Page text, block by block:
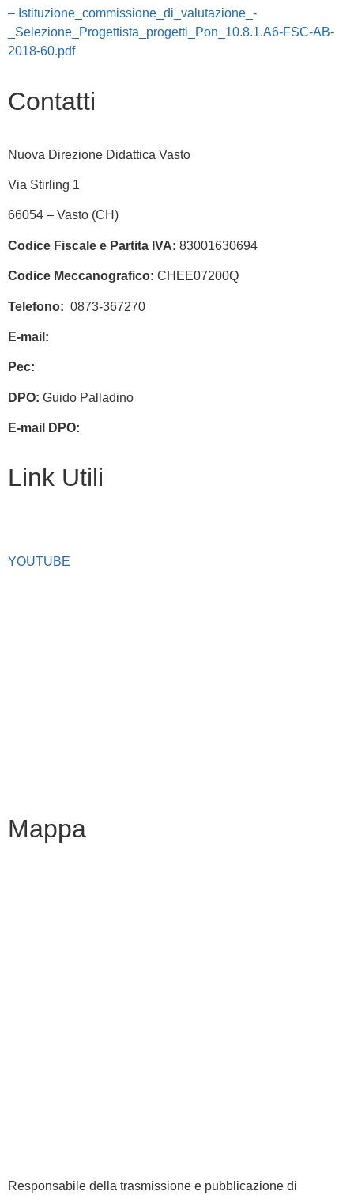
– Istituzione_commissione_di_valutazione_-
_Selezione_Progettista_progetti_Pon_10.8.1.A6-FSC-AB-
2018-60.pdf
Contatti
Nuova Direzione Didattica Vasto
Via Stirling 1
66054 – Vasto (CH)
Codice Fiscale e Partita IVA: 83001630694
Codice Meccanografico: CHEE07200Q
Telefono: 0873-367270
E-mail:
Pec:
DPO: Guido Palladino
E-mail DPO:
Link Utili
YOUTUBE
Mappa
Responsabile della trasmissione e pubblicazione di